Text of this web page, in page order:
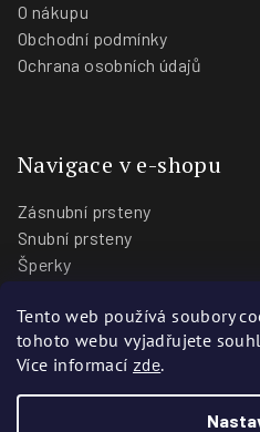
Tento web používá soubory
tohoto webu vyjadřujete
Více informací zde.
O nákupu
Obchodní podmínky
Ochrana osobních údajů
Navigace v e-shopu
Zásnubní prsteny
Snubní prsteny
Šperky
Blog
Prodejny